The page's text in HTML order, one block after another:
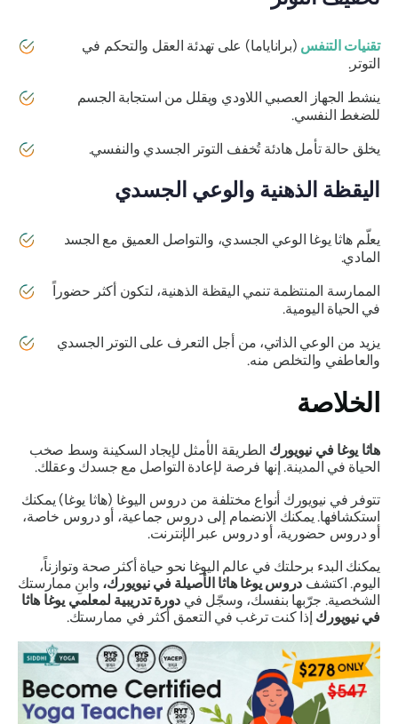
تقنيات التنفس(براناياما) على تهدئة العقل والتحكم في
التوتر.
ينشط الجهاز العصبي اللاودي ويقلل من استجابة الجسم
للضغط النفسي.
يخلق حالة تأمل هادئة تُخفف التوتر الجسدي والنفسي.
اليقظة الذهنية والوعي الجسدي
يعلّم هاثا يوغا الوعي الجسدي، والتواصل العميق مع الجسد
المادي.
الممارسة المنتظمة تنمي اليقظة الذهنية، لتكون أكثر حضوراً
في الحياة اليومية.
يزيد من الوعي الذاتي، من أجل التعرف على التوتر الجسدي
والعاطفي والتخلص منه.
الخلاصة
هاثا يوغا في نيويوركالطريقة الأمثل لإيجاد السكينة وسط صخب
الحياة في المدينة. إنها فرصة لإعادة التواصل مع جسدك وعقلك.
تتوفر في نيويورك أنواع مختلفة من دروس اليوغا (هاثا يوغا) يمكنك
استكشافها. يمكنك الانضمام إلى دروس جماعية، أو دروس خاصة،
أو دروس حضورية، أو دروس عبر الإنترنت.
يمكنك البدء برحلتك في عالم اليوغا نحو حياة أكثر صحة وتوازناً،
اليوم. اكتشف دروس يوغا هاثا الأصيلة في نيويورك،وابنِ ممارستك
الشخصية. جرّبها بنفسك، وسجّل في دورة تدريبية لمعلمي يوغا هاثا
في نيويوركإذا كنت ترغب في التعمق أكثر في ممارستك.